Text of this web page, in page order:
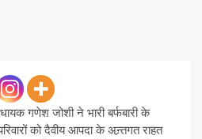
गणेश जोशी ने भारी बर्फबारी के
को दैवीय आपदा के अन्र्तगत राहत